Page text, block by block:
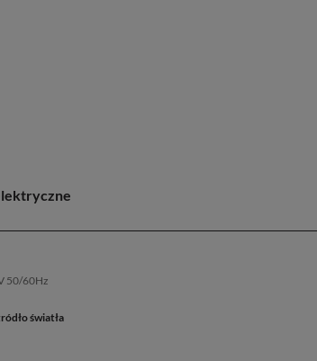
50/60Hz
światła